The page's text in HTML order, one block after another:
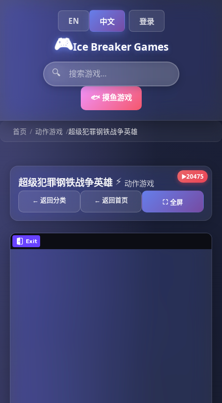
🎮Ice Breaker Games
🔍
🐟 摸鱼游戏
EN 中文 登录
首页 / 动作游戏 /超级犯罪钢铁战争英雄
超级犯罪钢铁战争英雄 ▶20475
⚡ 动作游戏
← 返回分类 ← 返回首页 ⛶ 全屏